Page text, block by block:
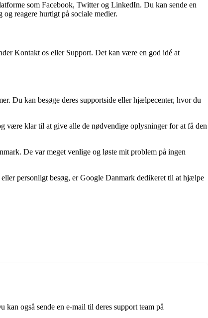
som Facebook, Twitter og LinkedIn. Du kan sende en
reagere hurtigt på sociale medier.
Kontakt os eller Support. Det kan være en god idé at
Du kan besøge deres supportside eller hjælpecenter, hvor du
være klar til at give alle de nødvendige oplysninger for at få den
De var meget venlige og løste mit problem på ingen
personligt besøg, er Google Danmark dedikeret til at hjælpe
også sende en e-mail til deres support team på